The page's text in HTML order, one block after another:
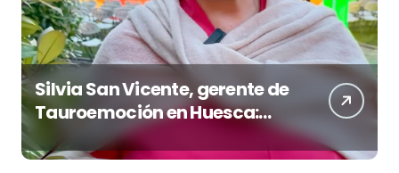
Silvia San Vicente, gerente de
Tauroemoción en Huesca:
«Todas las figuras del toreo
quieren venir a esta feria»